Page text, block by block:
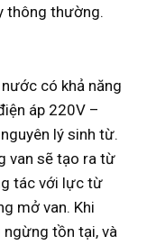
thông thường.
có khả năng
áp 220V –
lý sinh từ.
van sẽ tạo ra từ
tác với lực từ
mở van. Khi
tồn tại, và